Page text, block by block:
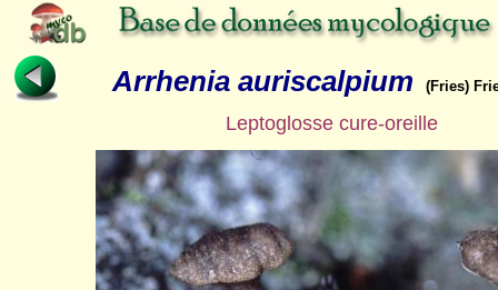
Arrhenia auriscalpium (Fries)
Leptoglosse cure-oreille